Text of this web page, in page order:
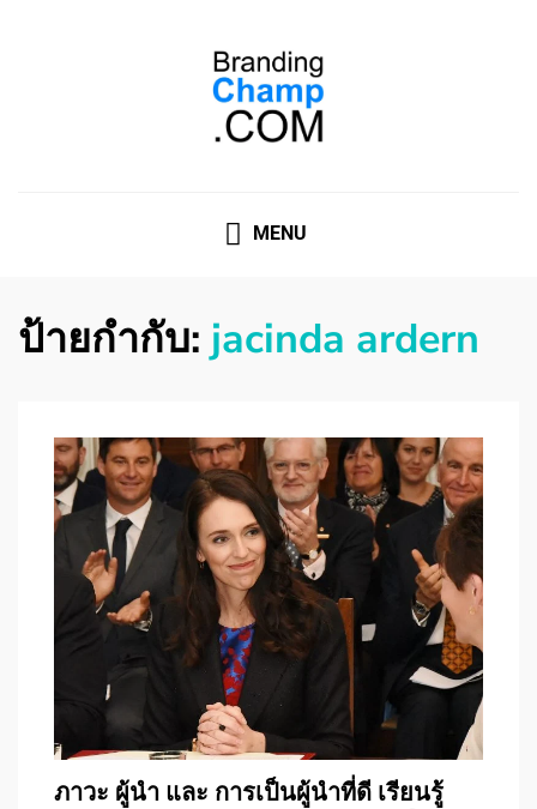
MENU
ป้ายกำกับ: jacinda ardern
ภาวะ ผู้นำ และ การเป็นผู้นำที่ดี เรียนรู้